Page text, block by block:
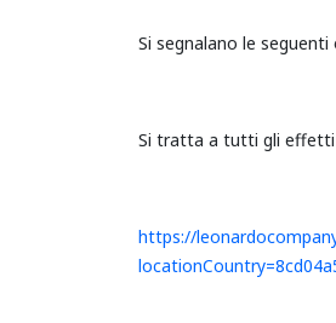
Si segnalano le
Si tratta a tutti gli effetti
https://